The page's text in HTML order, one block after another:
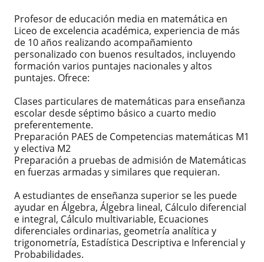
Profesor de educación media en matemática en
Liceo de excelencia académica, experiencia de más
de 10 años realizando acompañamiento
personalizado con buenos resultados, incluyendo
formación varios puntajes nacionales y altos
puntajes. Ofrece:
Clases particulares de matemáticas para enseñanza
escolar desde séptimo básico a cuarto medio
preferentemente.
Preparación PAES de Competencias matemáticas M1
y electiva M2
Preparación a pruebas de admisión de Matemáticas
en fuerzas armadas y similares que requieran.
A estudiantes de enseñanza superior se les puede
ayudar en Álgebra, Álgebra lineal, Cálculo diferencial
e integral, Cálculo multivariable, Ecuaciones
diferenciales ordinarias, geometría analítica y
trigonometría, Estadística Descriptiva e Inferencial y
Probabilidades.